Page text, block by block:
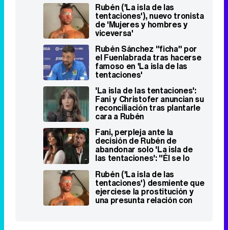
Rubén ('La isla de las
tentaciones'), nuevo tronista
de 'Mujeres y hombres y
viceversa'
Rubén Sánchez "ficha" por
el Fuenlabrada tras hacerse
famoso en 'La isla de las
tentaciones'
'La isla de las tentaciones':
Fani y Christofer anuncian su
reconciliación tras plantarle
cara a Rubén
Fani, perpleja ante la
decisión de Rubén de
abandonar solo 'La isla de
las tentaciones': "Él se lo
Rubén ('La isla de las
tentaciones') desmiente que
ejerciese la prostitución y
una presunta relación con
Fiama